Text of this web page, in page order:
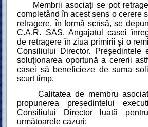
Membrii asociați se pot
completând în acest sens o cerere
retragere, în formă scrisă, se
C.A.R. SAS. Angajatul casei
de retragere în ziua primirii şi o
Consiliului Director. Preşedintele
soluţionarea oportună a cererii
casei să beneficieze de suma
scurt timp.
Calitatea de membru asociat
propunerea președintelui
Consiliului Director luată
următoarele cazuri: